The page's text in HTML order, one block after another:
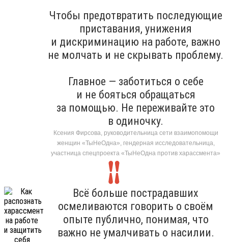
Чтобы предотвратить последующие
приставания, унижения
и дискриминацию на работе, важно
не молчать и не скрывать проблему.
Главное — заботиться о себе
и не бояться обращаться
за помощью. Не переживайте это
в одиночку.
Ксения Фирсова, руководительница сети взаимопомощи
женщин «ТыНеОдна», гендерная исследовательница,
участница спецпроекта «ТыНеОдна против харассмента»
Всё больше пострадавших
осмеливаются говорить о своём
опыте публично, понимая, что
важно не умалчивать о насилии.